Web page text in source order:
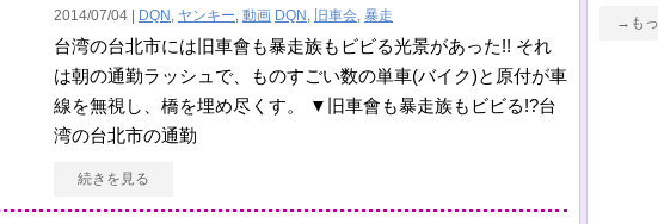
2014/07/04 | DQN , ヤンキー, 動画 DQN , 旧車会, 暴走
台湾の台北市には旧車會も暴走族もビビる光景があった!! それ
は朝の通勤ラッシュで、ものすごい数の単車(バイク)と原付が車
線を無視し、橋を埋め尽くす。 ▼旧車會も暴走族もビビる!?台
湾の台北市の通勤
続きを見る
→も